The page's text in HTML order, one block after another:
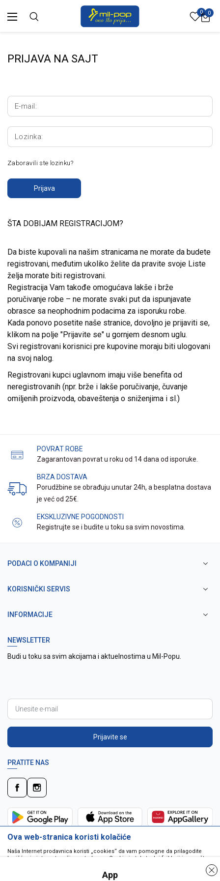
0 0
PRIJAVA NA SAJT
E-mail:
Lozinka:
Zaboravili ste lozinku?
Prijava
ŠTA DOBIJAM REGISTRACIJOM?
Da biste kupovali na našim stranicama ne morate da budete
registrovani, međutim ukoliko želite da pravite svoje Liste
želja morate biti registrovani.
Registracija Vam takođe omogućava lakše i brže
poručivanje robe – ne morate svaki put da ispunjavate
obrasce sa neophodnim podacima za isporuku robe.
Kada ponovo posetite naše stranice, dovoljno je prijaviti se,
klikom na polje "Prijavite se" u gornjem desnom uglu.
Svi registrovani korisnici pre kupovine moraju biti ulogovani
na svoj nalog.
Registrovani kupci uglavnom imaju više benefita od
neregistrovanih (npr. brže i lakše poručivanje, čuvanje
omiljenih proizvoda, obaveštenja o sniženjima i sl.)
POVRAT ROBE
Zagarantovan povrat u roku od 14 dana od isporuke.
BRZA DOSTAVA
Porudžbine se obrađuju unutar 24h, a besplatna dostava
je već od 25€.
EKSKLUZIVNE POGODNOSTI
Registrujte se i budite u toku sa svim novostima.
PODACI O KOMPANIJI
KORISNIČKI SERVIS
INFORMACIJE
NEWSLETTER
Budi u toku sa svim akcijama i aktuelnostima u Mil-Popu.
Prijavite se
PRATITE NAS
Ova web-stranica koristi kolačiće
Naša Internet prodavnica koristi „cookies“ da vam pomogne da prilagodite
korišćenje interneta vašim potrebama. Cookie je tekstualni fajl koji je smešten
da pokrenu program ili da isporuče virus vašem računaru. Cookie-i su
jedinstveno dodeljeni vama, i jedino mogu biti pročitani od strane web servera
App